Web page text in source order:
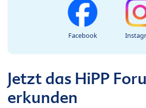
Facebook
Jetzt das HiPP
erkunden